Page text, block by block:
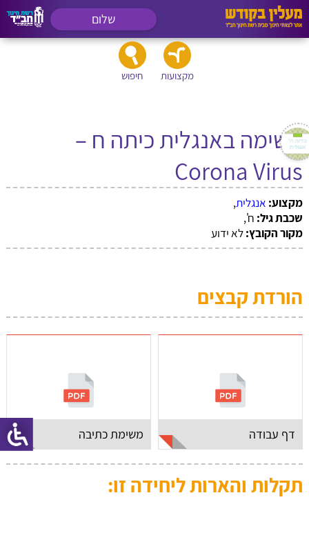
שלום
מקצועות חיפוש
משימה באנגלית כיתה ח –
Corona Virus
מקצוע: אנגלית,
שכבת גיל: ח',
מקור הקובץ:לא ידוע
הורדת קבצים
דף עבודה משימת כתיבה
תקלות והארות ליחידה זו: